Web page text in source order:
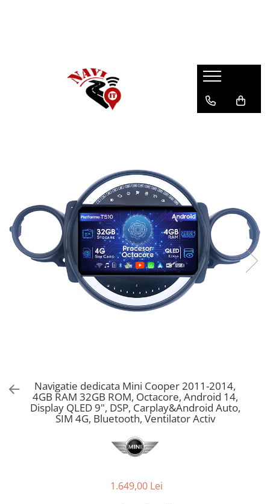
Navigatie dedicata Mini Cooper 2011-2014,
4GB RAM 32GB ROM, Octacore, Android 14,
Display QLED 9", DSP, Carplay&Android Auto,
SIM 4G, Bluetooth, Ventilator Activ
1.649,00 Lei